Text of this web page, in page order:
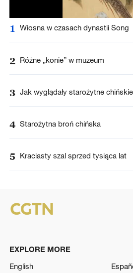
1 Wiosna w czasach dynastii Song
2 Różne „konie” w muzeum
3 Jak wyglądały starożytne
4 Starożytna broń chińska
5 Kraciasty szal sprzed tysiąca lat
EXPLORE MORE
English